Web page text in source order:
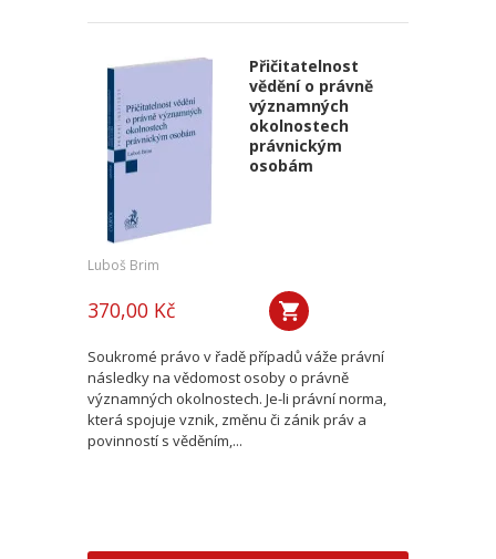
Přičitatelnost
vědění o právně
významných
okolnostech
právnickým
osobám
Luboš Brim
370,00 Kč
Soukromé právo v řadě případů váže právní
následky na vědomost osoby o právně
významných okolnostech. Je-li právní norma,
která spojuje vznik, změnu či zánik práv a
povinností s věděním,...